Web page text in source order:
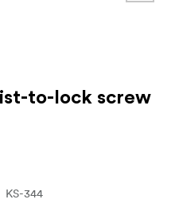
to-lock screw
KS-344